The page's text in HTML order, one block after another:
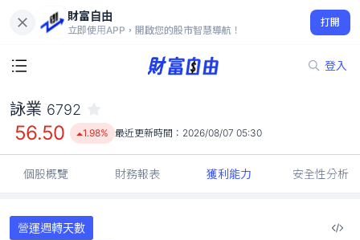
財富自由
立即使用APP，開啟您的股市智慧導航！
打開
登入
56.50
1.98%
詠業 6792
56.50 1.98% 最近更新時間： 2026/08/07 05:30
個股概覽 財務報表 獲利能力 安全性分析
營運週轉天數